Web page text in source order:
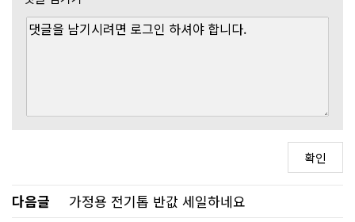
다음글
가정용 전기톱 반값 세일하네요